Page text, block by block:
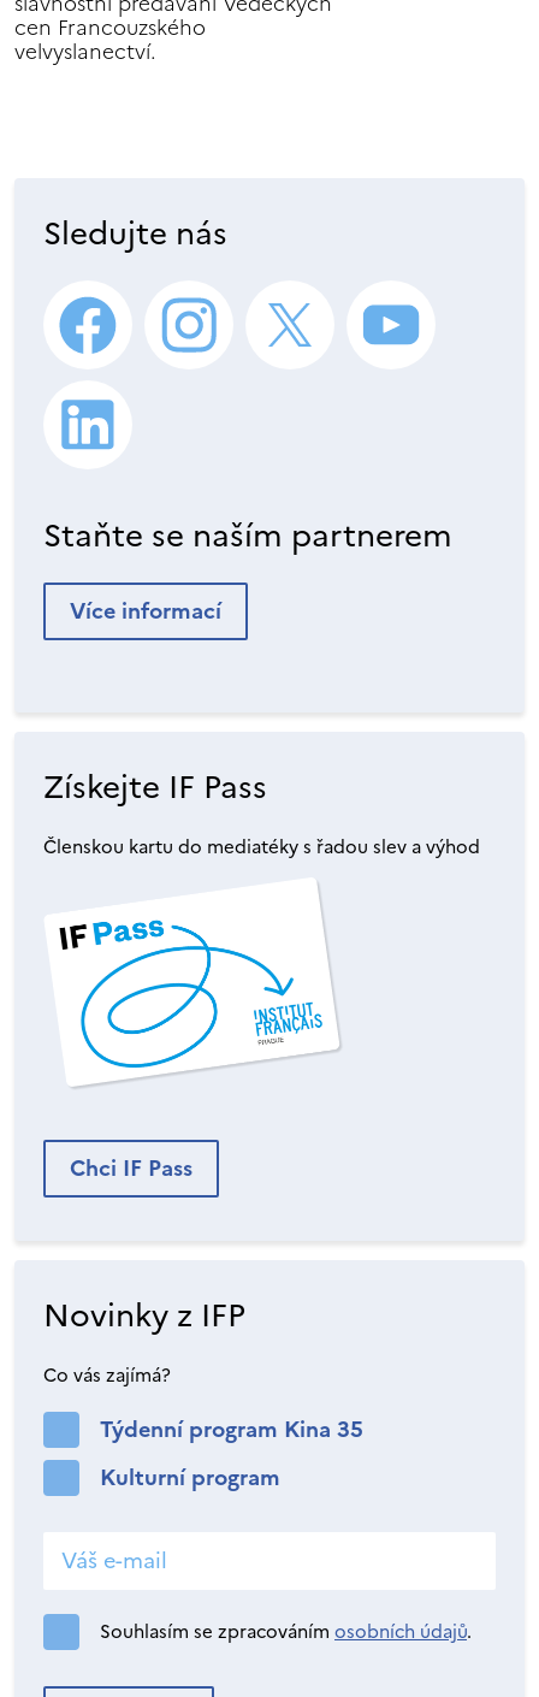
cen Francouzského
velvyslanectví.
Sledujte nás
Staňte se naším partnerem
Více informací
Získejte IF Pass
Členskou kartu do mediatéky s řadou slev a výhod
Chci IF Pass
Novinky z IFP
Co vás zajímá?
Týdenní program Kina 35
Kulturní program
Souhlasím se zpracováním osobních údajů.